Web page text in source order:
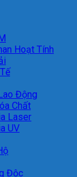
Hoạt Tính
Động
Chất
Laser
UV
Độc